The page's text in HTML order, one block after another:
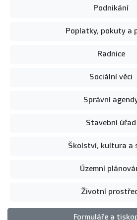
Podnikání
Poplatky, pokuty a
Radnice
Sociální věci
Správní
Stavební úřad
Školství, kultura a
Územní
Životní
Formuláře a